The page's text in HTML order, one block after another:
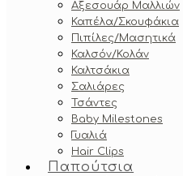
Αξεσουάρ Μαλλιών
Καπέλα/Σκουφάκια
Πιπίλες/Μασητικά
Καλσόν/Κολάν
Καλτσάκια
Σαλιάρες
Τσάντες
Baby Milestones
Γυαλιά
Hair Clips
Παπούτσια